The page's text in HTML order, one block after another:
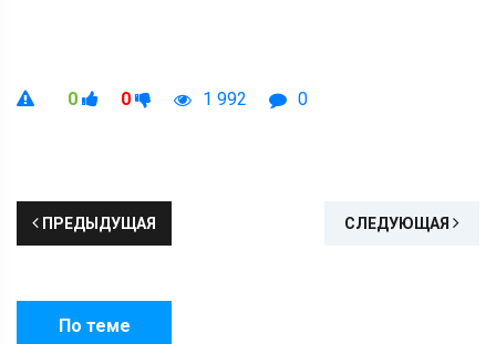
0 0 1 992 0
ПРЕДЫДУЩАЯ СЛЕДУЮЩАЯ
По теме